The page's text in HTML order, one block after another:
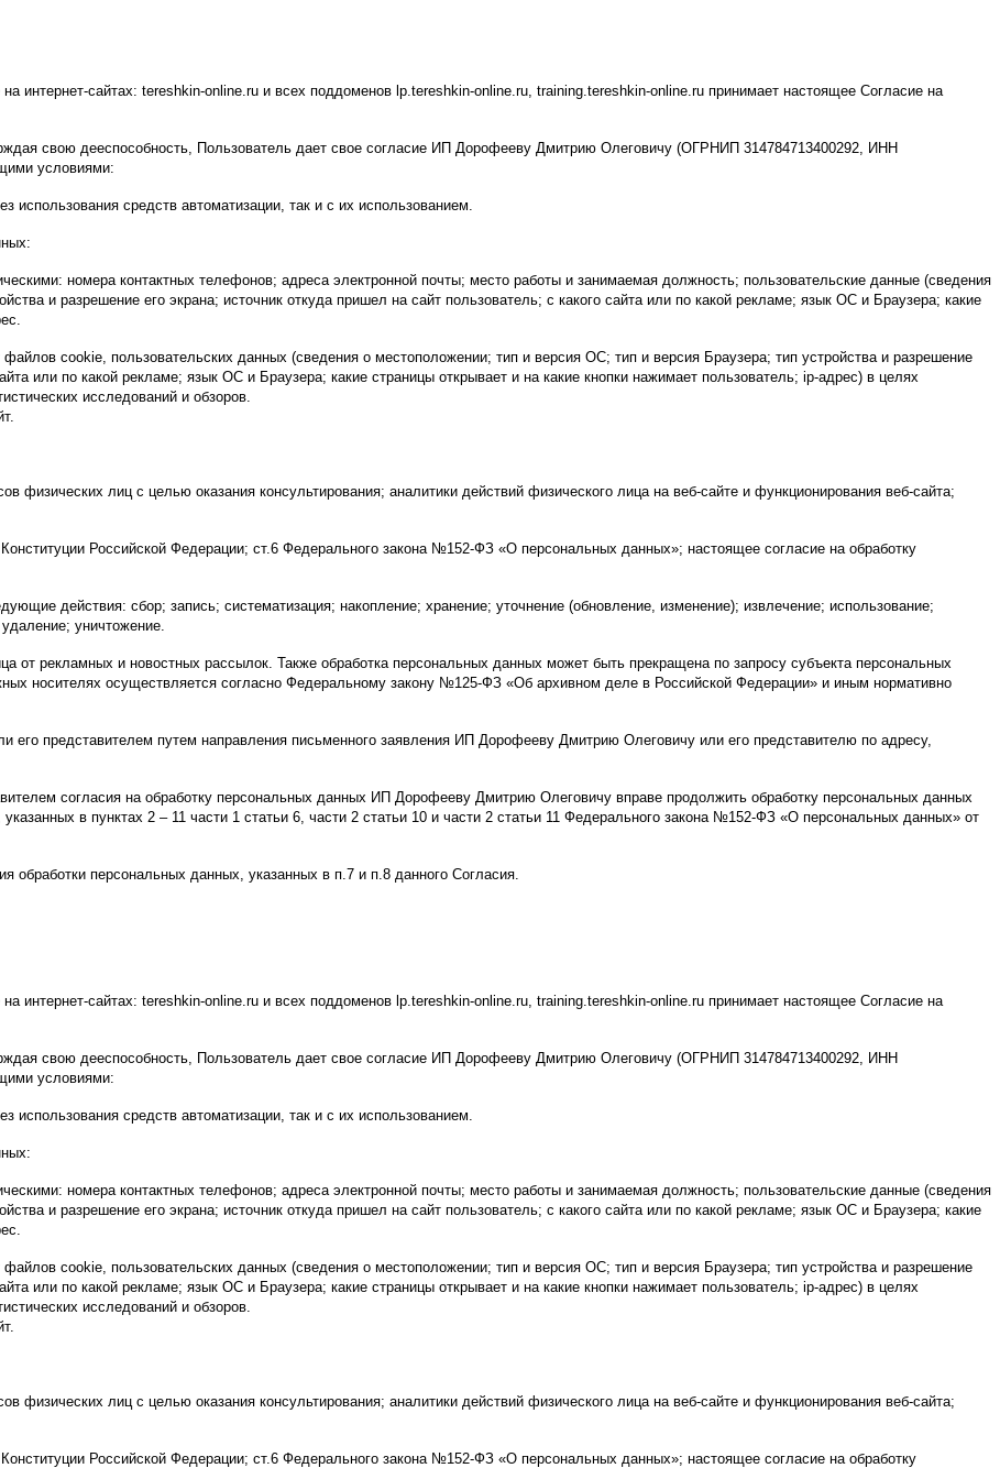
интернет-сайтах: tereshkin-online.ru и всех поддоменов lp.tereshkin-online.ru, training.tereshkin-online.ru принимает настоящее Согласие на
свою дееспособность, Пользователь дает свое согласие ИП Дорофееву Дмитрию Олеговичу (ОГРНИП 314784713400292, ИНН
условиями:
средств автоматизации, так и с их использованием.
номера контактных телефонов; адреса электронной почты; место работы и занимаемая должность; пользовательские данные (сведения
и разрешение его экрана; источник откуда пришел на сайт пользователь; с какого сайта или по какой рекламе; язык ОС и Браузера; какие
cookie, пользовательских данных (сведения о местоположении; тип и версия ОС; тип и версия Браузера; тип устройства и разрешение
или по какой рекламе; язык ОС и Браузера; какие страницы открывает и на какие кнопки нажимает пользователь; ip-адрес) в целях
исследований и обзоров.
физических лиц с целью оказания консультирования; аналитики действий физического лица на веб-сайте и функционирования веб-сайта;
Российской Федерации; ст.6 Федерального закона №152-ФЗ «О персональных данных»; настоящее согласие на обработку
действия: сбор; запись; систематизация; накопление; хранение; уточнение (обновление, изменение); извлечение; использование;
уничтожение.
от рекламных и новостных рассылок. Также обработка персональных данных может быть прекращена по запросу субъекта персональных
носителях осуществляется согласно Федеральному закону №125-ФЗ «Об архивном деле в Российской Федерации» и иным нормативно
его представителем путем направления письменного заявления ИП Дорофееву Дмитрию Олеговичу или его представителю по адресу,
согласия на обработку персональных данных ИП Дорофееву Дмитрию Олеговичу вправе продолжить обработку персональных данных
в пунктах 2 – 11 части 1 статьи 6, части 2 статьи 10 и части 2 статьи 11 Федерального закона №152-ФЗ «О персональных данных» от
персональных данных, указанных в п.7 и п.8 данного Согласия.
интернет-сайтах: tereshkin-online.ru и всех поддоменов lp.tereshkin-online.ru, training.tereshkin-online.ru принимает настоящее Согласие на
свою дееспособность, Пользователь дает свое согласие ИП Дорофееву Дмитрию Олеговичу (ОГРНИП 314784713400292, ИНН
условиями:
использования средств автоматизации, так и с их использованием.
номера контактных телефонов; адреса электронной почты; место работы и занимаемая должность; пользовательские данные (сведения
и разрешение его экрана; источник откуда пришел на сайт пользователь; с какого сайта или по какой рекламе; язык ОС и Браузера; какие
cookie, пользовательских данных (сведения о местоположении; тип и версия ОС; тип и версия Браузера; тип устройства и разрешение
или по какой рекламе; язык ОС и Браузера; какие страницы открывает и на какие кнопки нажимает пользователь; ip-адрес) в целях
исследований и обзоров.
физических лиц с целью оказания консультирования; аналитики действий физического лица на веб-сайте и функционирования веб-сайта;
Российской Федерации; ст.6 Федерального закона №152-ФЗ «О персональных данных»; настоящее согласие на обработку